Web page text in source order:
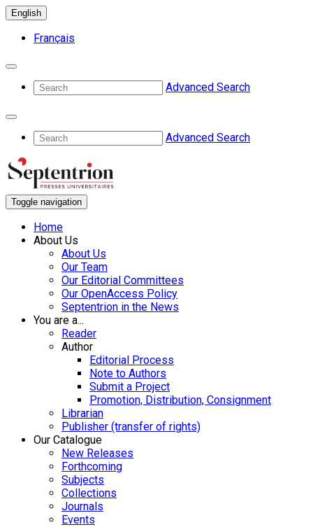
English
Français
Advanced Search
Advanced Search
Toggle navigation
Home
About Us
About Us
Our Team
Our Editorial Committees
Our OpenAccess Policy
Septentrion in the News
You are a...
Reader
Author
Editorial Process
Note to Authors
Submit a Project
Promotion, Distribution, Consignment
Librarian
Publisher (transfer of rights)
Our Catalogue
New Releases
Forthcoming
Subjects
Collections
Journals
Events